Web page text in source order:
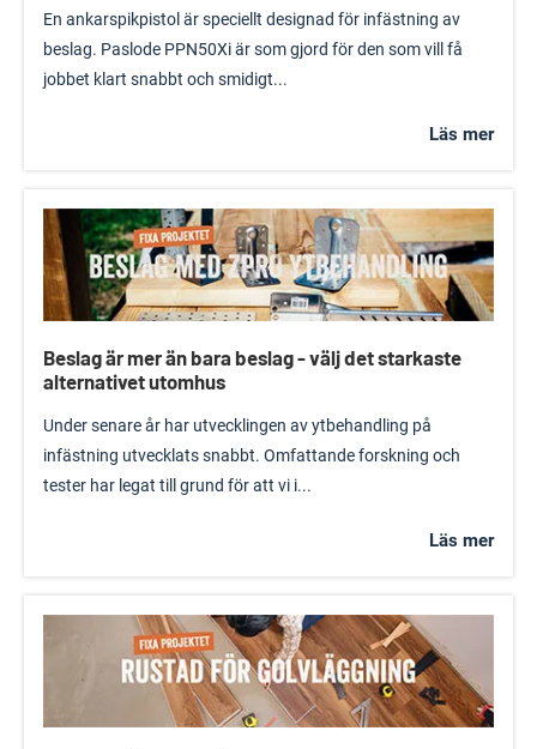
En ankarspikpistol är speciellt designad för infästning av
beslag. Paslode PPN50Xi är som gjord för den som vill få
jobbet klart snabbt och smidigt...
Läs mer
Beslag är mer än bara beslag - välj det starkaste
alternativet utomhus
Under senare år har utvecklingen av ytbehandling på
infästning utvecklats snabbt. Omfattande forskning och
tester har legat till grund för att vi i...
Läs mer